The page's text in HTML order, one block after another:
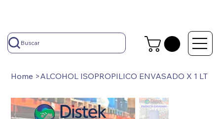
Buscar
Home >ALCOHOL ISOPROPILICO ENVASADO X 1 LT